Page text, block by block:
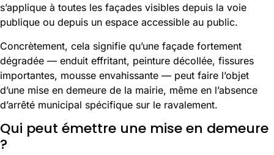
s’applique à toutes les façades visibles depuis la voie
publique ou depuis un espace accessible au public.
Concrètement, cela signifie qu’une façade fortement
dégradée — enduit effritant, peinture décollée, fissures
importantes, mousse envahissante — peut faire l’objet
d’une mise en demeure de la mairie, même en l’absence
d’arrêté municipal spécifique sur le ravalement.
Qui peut émettre une mise en demeure
?